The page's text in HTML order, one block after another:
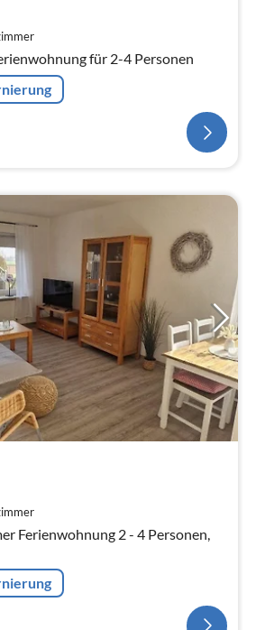
für 2-4 Personen
Ferienwohnung 2 - 4 Personen,